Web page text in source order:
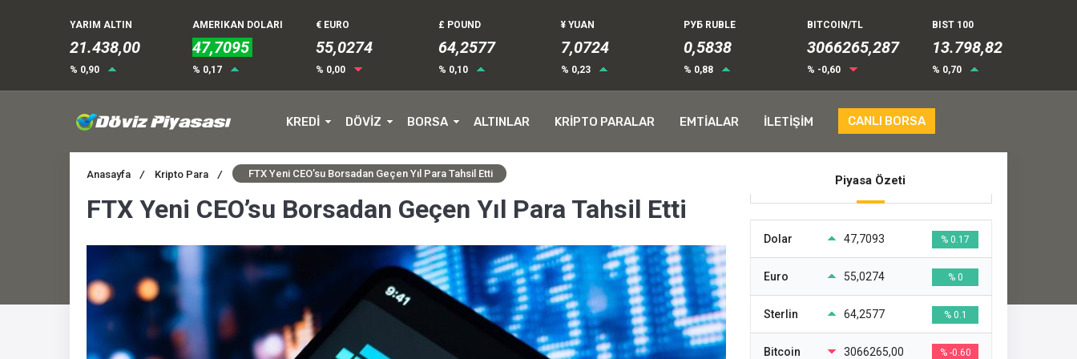
YARIM ALTIN
21.438,00
% 0,90
AMERIKAN DOLARI
47,7095
% 0,17
€ EURO
55,0272
% 0,00
£ POUND
64,2577
% 0,10
¥ YUAN
7,0724
% 0,23
РУБ RUBLE
0,5841
% 0,88
BITCOIN/TL
3066265,287
% -0,60
BIST 100
13.798,82
% 0,70
KREDİ DÖVİZ BORSA ALTINLAR KRİPTO PARALAR EMTİALAR İLETİŞİM CANLI BORSA
Anasayfa / Kripto Para / FTX Yeni CEO’su Borsadan Geçen Yıl Para Tahsil Etti
FTX Yeni CEO’su Borsadan Geçen Yıl Para Tahsil Etti
Piyasa Özeti
Dolar 47,7093 % 0.17
Euro 55,0274 % 0
Sterlin 64,2577 % 0.1
Bitcoin 3066265,00 % -0.60